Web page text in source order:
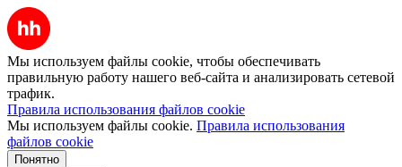
Мы используем файлы cookie, чтобы обеспечивать
правильную работу нашего веб-сайта и анализировать сетевой
трафик.
Правила использования файлов cookie
Мы используем файлы cookie. Правила использования
файлов cookie
Понятно